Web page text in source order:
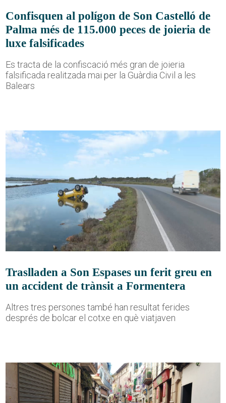
Confisquen al polígon de Son Castelló de
Palma més de 115.000 peces de joieria de
luxe falsificades
Es tracta de la confiscació més gran de joieria
falsificada realitzada mai per la Guàrdia Civil a les
Balears
Traslladen a Son Espases un ferit greu en
un accident de trànsit a Formentera
Altres tres persones també han resultat ferides
després de bolcar el cotxe en què viatjaven